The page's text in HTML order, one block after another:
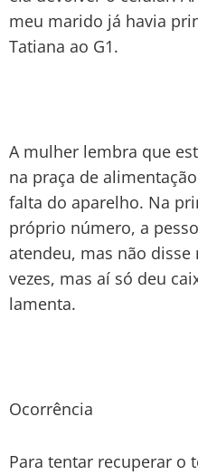
meu marido já havia
Tatiana ao G1.
A mulher lembra que
na praça de
falta do aparelho. Na
próprio número, a
atendeu, mas não disse
vezes, mas aí só deu
lamenta.
Ocorrência
Para tentar recuperar o